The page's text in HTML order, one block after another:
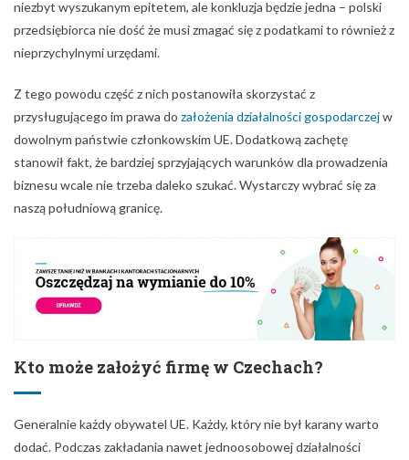
niezbyt wyszukanym epitetem, ale konkluzja będzie jedna – polski
przedsiębiorca nie dość że musi zmagać się z podatkami to również z
nieprzychylnymi urzędami.
Z tego powodu część z nich postanowiła skorzystać z
przysługującego im prawa do założenia działalności gospodarczejw
dowolnym państwie członkowskim UE. Dodatkową zachętę
stanowił fakt, że bardziej sprzyjających warunków dla prowadzenia
biznesu wcale nie trzeba daleko szukać. Wystarczy wybrać się za
naszą południową granicę.
Kto może założyć firmę w Czechach?
Generalnie każdy obywatel UE. Każdy, który nie był karany warto
dodać. Podczas zakładania nawet jednoosobowej działalności